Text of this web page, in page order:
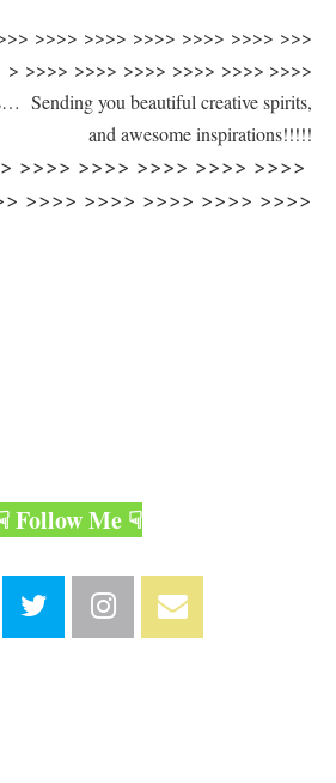
>>>> >>>> >>>> >>>> >>>> >>>
> >>>> >>>> >>>> >>>> >>>> >>>>
Sending you beautiful creative spirits,
and awesome inspirations!!!!!
>>>> >>>> >>>> >>>> >>>>
>>>> >>>> >>>> >>>> >>>>
Follow Me ☟